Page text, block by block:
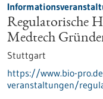
Regulatorische
Medtech
Stuttgart
https://www.bio-
veranstaltungen/